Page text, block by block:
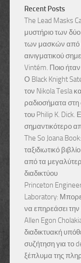
Recent Posts
The Lead Masks
μυστήριο των
των μασκών από
αινιγματικού
Vintém. Ποιο
Ο Black Knight
τον Nikola Tesla
ραδιοσήματα
του Philip K. Dick.
σημαντικότερο
The So Joana
ταξιδιωτικό
από τα
διαδικτύου
Princeton
Laboratory:
να επηρεάσει
Allen Egon
διαδικτυακή
συζήτηση για το
ξέπλυμα της